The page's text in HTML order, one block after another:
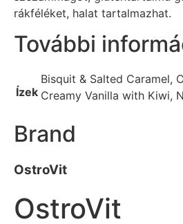
rákféléket, halat tartalmazhat.
További
Ízek
Bisquit & Salted Caramel,
Creamy Vanilla with Kiwi,
Brand
OstroVit
OstroVit